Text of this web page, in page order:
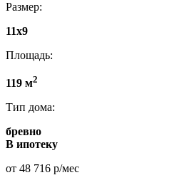
Размер:
11x9
Площадь:
119 м2
Тип дома:
бревно
В ипотеку
от 48 716 р/мес